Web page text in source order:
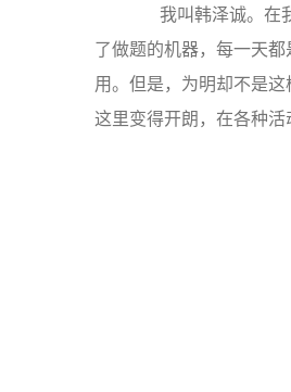
我叫韩泽诚。在我
了做题的机器，每一天
用。但是，为明却不是
这里变得开朗，在各种活